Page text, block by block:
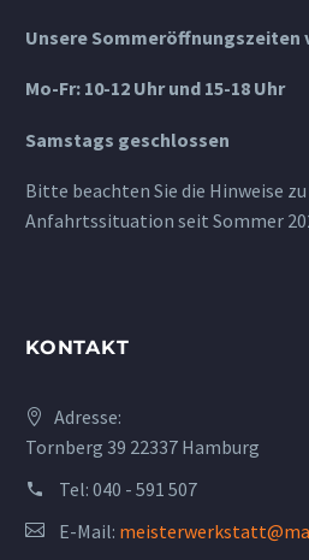
Unsere Sommeröffnungszeiten
Mo-Fr: 10-12 Uhr und 15-18 Uhr
Samstags geschlossen
Bitte beachten Sie die Hinweise
Anfahrtssituation seit Sommer
KONTAKT
Adresse:
Tornberg 39 22337 Hamburg
Tel: 040 - 591 507
E-Mail: